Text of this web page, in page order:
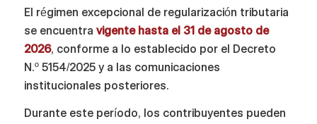
El régimen excepcional de regularización tributaria
se encuentra vigente hasta el 31 de agosto de
2026, conforme a lo establecido por el Decreto
N.º 5154/2025 y a las comunicaciones
institucionales posteriores.
Durante este período, los contribuyentes pueden